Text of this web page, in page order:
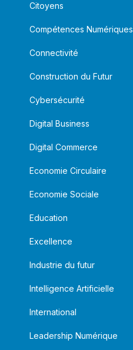
Citoyens
Compétences Numériques
Connectivité
Construction du Futur
Cybersécurité
Digital Business
Digital Commerce
Economie Circulaire
Economie Sociale
Education
Excellence
Industrie du futur
Intelligence Artificielle
International
Leadership Numérique